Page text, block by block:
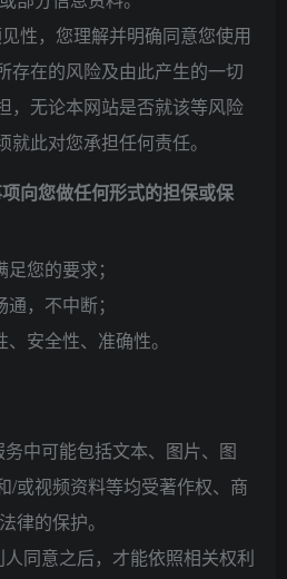
性，您理解并明确同意您使用
存在的风险及由此产生的一切
，无论本网站是否就该等风险
此对您承担任何责任。
向您做任何形式的担保或保
您的要求；
，不中断；
、安全性、准确性。
中可能包括文本、图片、图
/或视频资料等均受著作权、商
律的保护。
同意之后，才能依照相关权利